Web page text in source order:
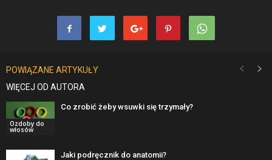
POWIĄZANE ARTYKUŁY
WIĘCEJ OD AUTORA
Ozdoby do
włosów
Co zrobić żeby wsuwki się trzymały?
Jaki podręcznik do anatomii?